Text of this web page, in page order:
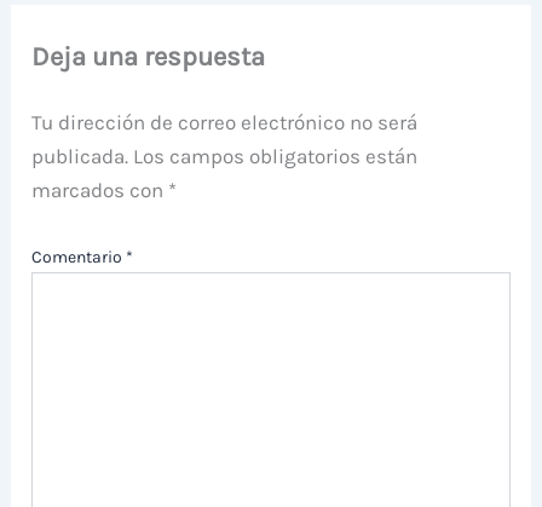
Deja una respuesta
Tu dirección de correo electrónico no será
publicada. Los campos obligatorios están
marcados con *
Comentario *